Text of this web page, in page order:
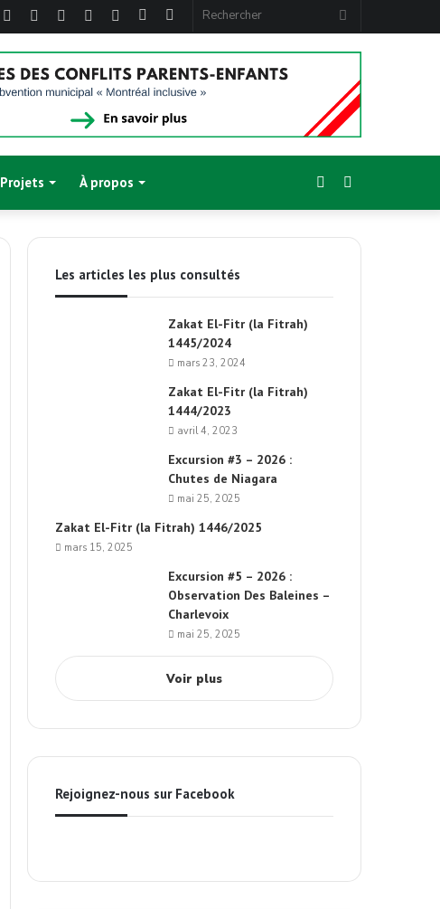
Sidebar
(barre
latérale)
Article
Aléatoire
Instagram
YouTube
Linkedin
Twitter
Facebook
Projets À propos
skin
Sidebar
(barre
Les articles les plus consultés
Zakat El-Fitr (la Fitrah)
1445/2024
mars 23, 2024
Zakat El-Fitr (la Fitrah)
1444/2023
avril 4, 2023
Excursion #3 – 2026 :
Chutes de Niagara
mai 25, 2025
Zakat El-Fitr (la Fitrah) 1446/2025
mars 15, 2025
Excursion #5 – 2026 :
Observation Des Baleines –
Charlevoix
mai 25, 2025
Voir plus
Rejoignez-nous sur Facebook